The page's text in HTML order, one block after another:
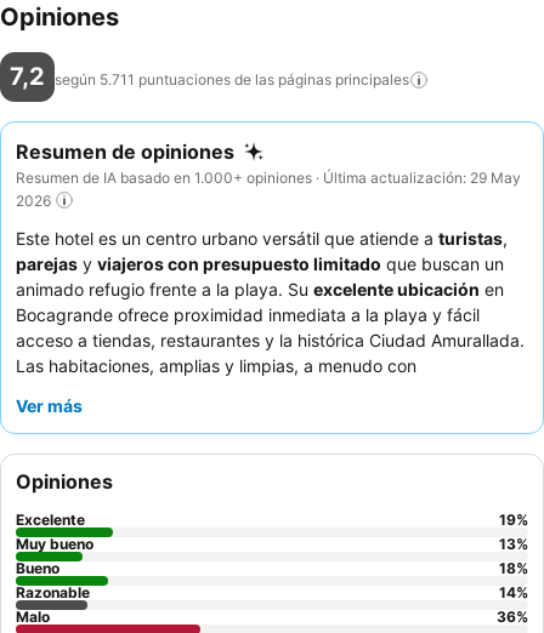
Opiniones
7,2 según 5.711 puntuaciones de las páginas principales
Resumen de opiniones
Resumen de IA basado en 1.000+ opiniones · Última actualización: 29 May
2026
Este hotel es un centro urbano versátil que atiende a turistas,
parejas y viajeros con presupuesto limitado que buscan un
animado refugio frente a la playa. Su excelente ubicación en
Bocagrande ofrece proximidad inmediata a la playa y fácil
acceso a tiendas, restaurantes y la histórica Ciudad Amurallada.
Las habitaciones, amplias y limpias, a menudo con
confortable. Los huéspedes elogian constantemente al
recepción y limpieza. Para una experiencia mejorada, considere
reservar una habitación en un
las mejores vistas.
Ver más
Opiniones
Excelente 19%
Muy bueno
13%
Bueno
18%
Razonable
14%
Malo
36%